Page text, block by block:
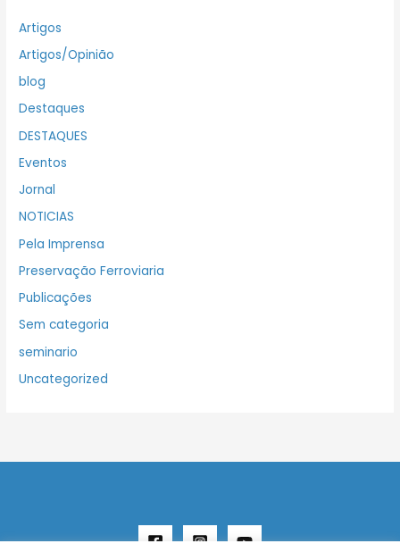
Artigos
Artigos/Opinião
blog
Destaques
DESTAQUES
Eventos
Jornal
NOTICIAS
Pela Imprensa
Preservação Ferroviaria
Publicações
Sem categoria
seminario
Uncategorized